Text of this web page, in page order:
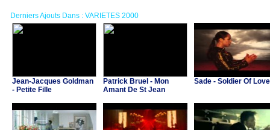
Derniers Ajouts Dans : VARIETES 2000
Jean-Jacques Goldman
- Petite Fille
Patrick Bruel - Mon
Amant De St Jean
Sade - Soldier Of Love